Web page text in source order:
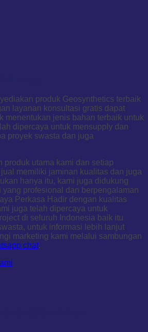
produk Geosynthetics terbaik
layanan konsultasi gratis dapat
menentukan jenis bahan terbaik untuk
dipercaya untuk mensupply dan
proyek swasta dan juga
produk utama kami dan setiap
memiliki jaminan kualitas dan juga
hanya itu, kami juga didukung
yang profesional dan berpengalaman
Perkasa Hadir dengan kualitas
juga telah dipercaya untuk
di seluruh Indonesia baik itu
untuk informasi lebih lanjut
marketing kami melalui sambungan
chat.